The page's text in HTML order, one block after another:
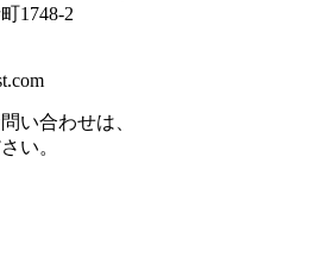
1748-2
い合わせは、
い。